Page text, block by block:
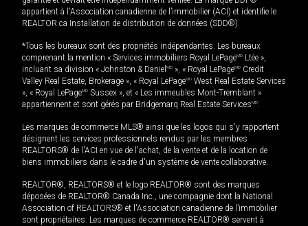
appartient à l'Association canadienne de l’immobilier (ACI) et identifie le
REALTOR.ca Installation de distribution de données (SDD®).
*Tous les bureaux sont des propriétés indépendantes. Les bureaux
comprenant la mention « Services immobiliers Royal LePageMD Ltée »,
incluant sa division « Johnston & Daniel MD », « Royal LePageMD Credit
Valley Real Estate, Brokerage », « Royal LePageMD West Real Estate Services
», « Royal LePageMD Sussex », et « Les immeubles Mont-Tremblant »
appartiennent et sont gérés par Bridgemarq Real Estate ServicesMD.
Les marques de commerce MLS® ainsi que les logos qui s'y rapportent
désignent les services professionnels rendus par les membres
REALTORS® de l'ACI en vue de l'achat, de la vente et de la location de
biens immobiliers dans le cadre d'un système de vente collaborative.
REALTOR®, REALTORS® et le logo REALTOR® sont des marques
déposées de REALTOR® Canada Inc., une compagnie dont la National
Association of REALTORS® et l'Association canadienne de l’immobilier
sont propriétaires. Les marques de commerce REALTOR® servent à